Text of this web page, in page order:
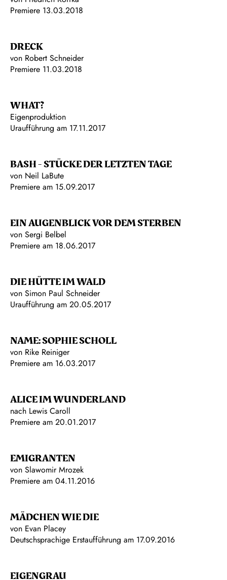
Premiere 13.03.2018
DRECK
von Robert Schneider
Premiere 11.03.2018
WHAT?
Eigenproduktion
Uraufführung am 17.11.2017
BASH - STÜCKE DER LETZTEN TAGE
von Neil LaBute
Premiere am 15.09.2017
EIN AUGENBLICK VOR DEM STERBEN
von Sergi Belbel
Premiere am 18.06.2017
DIE HÜTTE IM WALD
von Simon Paul Schneider
Uraufführung am 20.05.2017
NAME: SOPHIE SCHOLL
von Rike Reiniger
Premiere am 16.03.2017
ALICE IM WUNDERLAND
nach Lewis Caroll
Premiere am 20.01.2017
EMIGRANTEN
von Slawomir Mrozek
Premiere am 04.11.2016
MÄDCHEN WIE DIE
von Evan Placey
Deutschsprachige Erstaufführung am 17.09.2016
EIGENGRAU